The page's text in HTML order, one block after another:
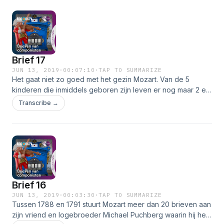
schreef.
Brief 17
JUN 13, 2019 · 00:07:10 ·TAP TO SUMMARIZE
Het gaat niet zo goed met het gezin Mozart. Van de 5
kinderen die inmiddels geboren zijn leven er nog maar 2 en
zijn vrouw Constanze is door de zwangerschappen erg
verzwakt en moet regelmatig rusten. Als Mozart op reis is,
Transcribe →
Brief 16
JUN 13, 2019 · 00:03:30 ·TAP TO SUMMARIZE
Tussen 1788 en 1791 stuurt Mozart meer dan 20 brieven aan
zijn vriend en logebroeder Michael Puchberg waarin hij hem